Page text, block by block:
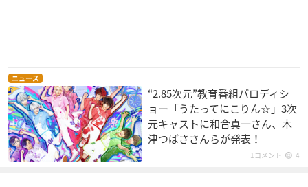
ニュース
“2.85次元”教育番組パロディシ
ョー「うたってにこりん☆」3次
元キャストに和合真一さん、木
津つばささんらが発表！
1コメント 4